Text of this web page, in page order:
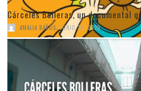
Cárceles Bolleras, un documental
AMALIA BAÑOS, JUNIO 30, 2020